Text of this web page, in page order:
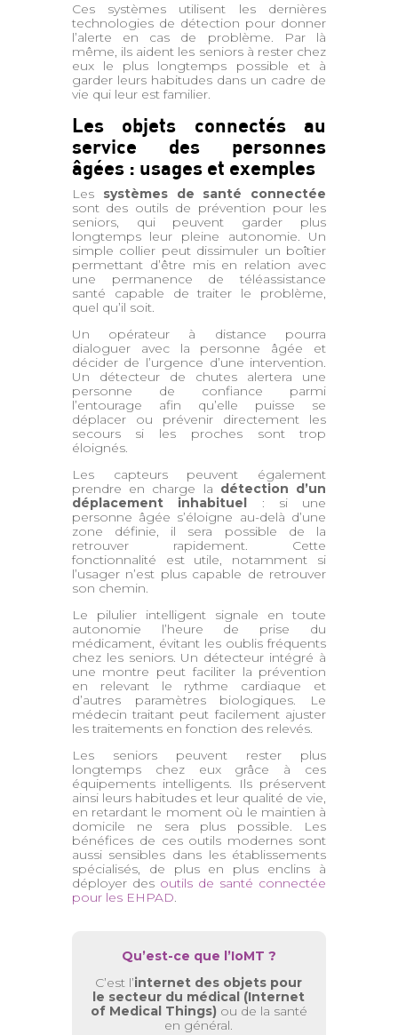
Ces systèmes utilisent les dernières
technologies de détection pour donner
l’alerte en cas de problème. Par là
même, ils aident les seniors à rester chez
eux le plus longtemps possible et à
garder leurs habitudes dans un cadre de
vie qui leur est familier.
Les objets connectés au
service des personnes
âgées : usages et exemples
Les systèmes de santé connectée
sont des outils de prévention pour les
seniors, qui peuvent garder plus
longtemps leur pleine autonomie. Un
simple collier peut dissimuler un boîtier
permettant d’être mis en relation avec
une permanence de téléassistance
santé capable de traiter le problème,
quel qu’il soit.
Un opérateur à distance pourra
dialoguer avec la personne âgée et
décider de l’urgence d’une intervention.
Un détecteur de chutes alertera une
personne de confiance parmi
l’entourage afin qu’elle puisse se
déplacer ou prévenir directement les
secours si les proches sont trop
éloignés.
Les capteurs peuvent également
prendre en charge la détection d’un
déplacement inhabituel
: si une
personne âgée s’éloigne au-delà d’une
zone définie, il sera possible de la
retrouver rapidement. Cette
fonctionnalité est utile, notamment si
l’usager n’est plus capable de retrouver
son chemin.
Le pilulier intelligent signale en toute
autonomie l’heure de prise du
médicament, évitant les oublis fréquents
chez les seniors. Un détecteur intégré à
une montre peut faciliter la prévention
en relevant le rythme cardiaque et
d’autres paramètres biologiques. Le
médecin traitant peut facilement ajuster
les traitements en fonction des relevés.
Les seniors peuvent rester plus
longtemps chez eux grâce à ces
équipements intelligents. Ils préservent
ainsi leurs habitudes et leur qualité de vie,
en retardant le moment où le maintien à
domicile ne sera plus possible. Les
bénéfices de ces outils modernes sont
aussi sensibles dans les établissements
spécialisés, de plus en plus enclins à
déployer des outils de santé connectée
pour les EHPAD.
Qu’est-ce que l’IoMT ?
C’est l’internet des objets pour
le secteur du médical (Internet
of Medical Things)ou de la santé
en général.